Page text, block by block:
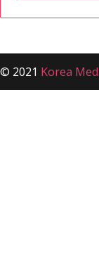
© 2021 Korea